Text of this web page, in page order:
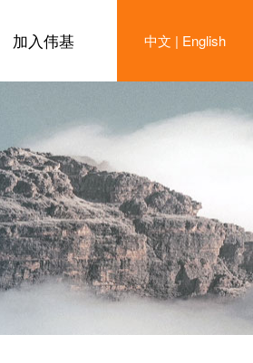
中文 | English
加入伟基